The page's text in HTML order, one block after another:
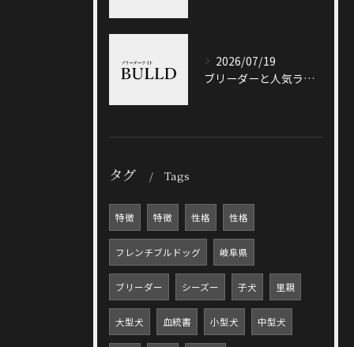
2026/07/19
ブリーダーと人気ランキングで土岐市の選び方や信頼性を徹底解説
タグ Tags
特徴 特徴 性格 性格
フレンチブルドッグ 岐阜県
ブリーダー シーズー 子犬 里親
大型犬 血統書 小型犬 中型犬